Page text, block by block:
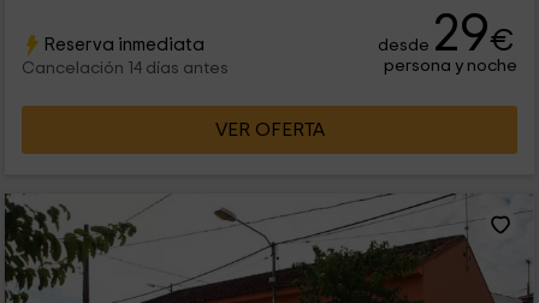
Reserva inmediata
Cancelación 14 días antes
desde 29€
persona y noche
VER OFERTA